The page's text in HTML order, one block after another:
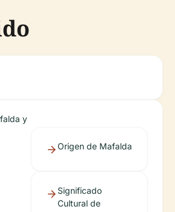
y
Origen de Mafalda
Significado
Cultural de